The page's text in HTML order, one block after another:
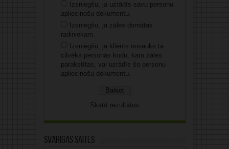
Izsniegšu, ja uzrādīs savu personu
apliecinošu dokumentu.
Izsniegšu, ja zāles domātas
radiniekam.
Izsniegšu, ja klients nosauks tā
cilvēka personas kodu, kam zāles
parakstītas, vai uzrādīs šo personu
apliecinošu dokumentu.
Skatīt rezultātus
Svarīgas saites